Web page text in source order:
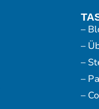
–
–
–
–
–